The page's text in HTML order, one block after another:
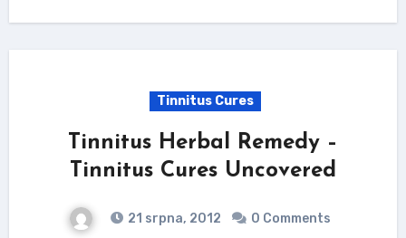
Tinnitus Cures
Tinnitus Herbal Remedy –
Tinnitus Cures Uncovered
21 srpna, 2012 0 Comments